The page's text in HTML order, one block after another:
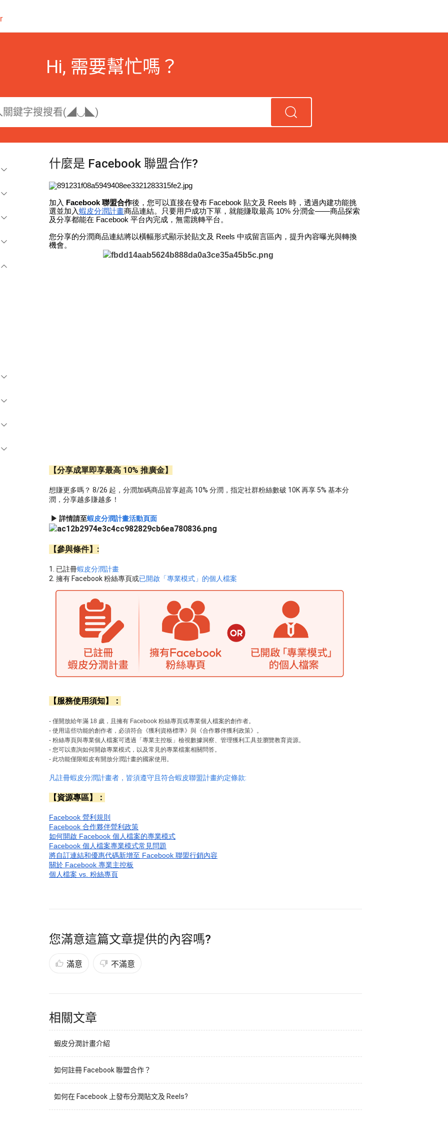
Hi, 需要幫忙嗎？
什麼是 Facebook 聯盟合作?
加入 Facebook 聯盟合作後，您可以直接在發布 Facebook 貼文及 Reels 時，透過內建功能挑
選並加入蝦皮分潤計畫商品連結。只要用戶成功下單，就能賺取最高 10% 分潤金——商品探索
及分享都能在 Facebook 平台內完成，無需跳轉平台。
您分享的分潤商品連結將以橫幅形式顯示於貼文及 Reels 中或留言區內，提升內容曝光與轉換
機會。
【分享成單即享最高 10% 推廣金】
想賺更多嗎？ 8/26 起，分潤加碼商品皆享超高 10% 分潤，指定社群粉絲數破 10K 再享 5% 基本分
潤，分享越多賺越多！
▶ 詳情請至蝦皮分潤計畫活動頁面
【參與條件】:
1. 已註冊蝦皮分潤計畫
2. 擁有 Facebook 粉絲專頁或已開啟「專業模式」的個人檔案
【服務使用須知】：
- 僅開放給年滿 18 歲，且擁有 Facebook 粉絲專頁或專業個人檔案的創作者。
- 使用這些功能的創作者，必須符合《獲利資格標準》與《合作夥伴獲利政策》。
- 粉絲專頁與專業個人檔案可透過「專業主控板」檢視數據洞察、管理獲利工具並瀏覽教育資源。
- 您可以查詢如何開啟專業模式，以及常見的專業檔案相關問答。
- 此功能僅限蝦皮有開放分潤計畫的國家使用。
凡註冊蝦皮分潤計畫者，皆須遵守且符合蝦皮聯盟計畫約定條款:
【資源專區】：
Facebook 營利規則
Facebook 合作夥伴營利政策
如何開啟 Facebook 個人檔案的專業模式
Facebook 個人檔案專業模式常見問題
將自訂連結和優惠代碼新增至 Facebook 聯盟行銷內容
關於 Facebook 專業主控板
個人檔案 vs. 粉絲專頁
您滿意這篇文章提供的內容嗎?
滿意 不滿意
相關文章
蝦皮分潤計畫介紹
如何註冊 Facebook 聯盟合作？
如何在 Facebook 上發布分潤貼文及 Reels?